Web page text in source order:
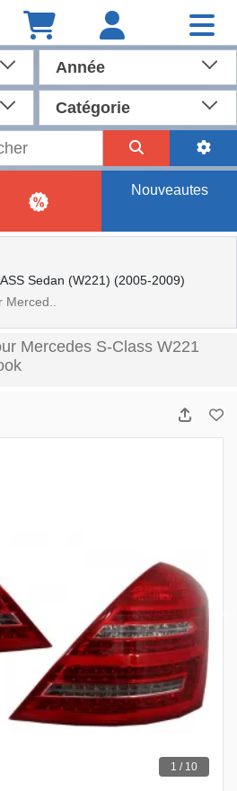
Année
Catégorie
Nouveautes
Sedan (W221) (2005-2009)
Mercedes S-Class W221
1 / 10